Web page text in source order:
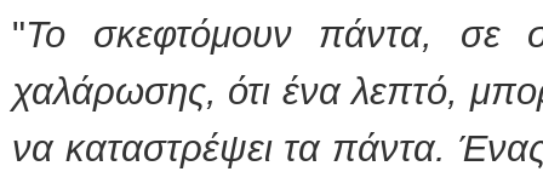
"Το σκεφτόμουν πάντα, σε
χαλάρωσης, ότι ένα λεπτό,
να καταστρέψει τα πάντα.